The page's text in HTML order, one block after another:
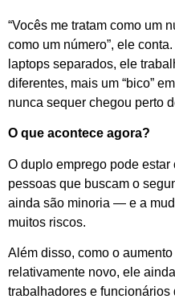
“Vocês me tratam como um
como um número”, ele
laptops separados, ele
diferentes, mais um “bico”
nunca sequer chegou perto
O que acontece agora?
O duplo emprego pode
pessoas que buscam o
ainda são minoria — e a
muitos riscos.
Além disso, como o
relativamente novo, ele
trabalhadores e funcionários